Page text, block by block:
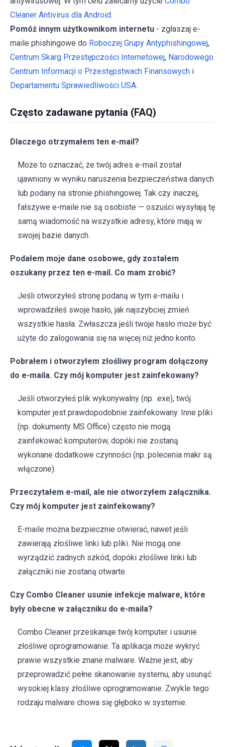
Cleaner Antivirus dla Android.
Pomóż innym użytkownikom internetu - zgłaszaj e-
maile phishingowe do Roboczej Grupy Antyphishingowej,
Centrum Skarg Przestępczości Internetowej, Narodowego
Centrum Informacji o Przestępstwach Finansowych i
Departamentu Sprawiedliwości USA.
Często zadawane pytania (FAQ)
Dlaczego otrzymałem ten e-mail?
Może to oznaczać, że twój adres e-mail został
ujawniony w wyniku naruszenia bezpieczeństwa danych
lub podany na stronie phishingowej. Tak czy inaczej,
fałszywe e-maile nie są osobiste — oszuści wysyłają tę
samą wiadomość na wszystkie adresy, które mają w
swojej bazie danych.
Podałem moje dane osobowe, gdy zostałem
oszukany przez ten e-mail. Co mam zrobić?
Jeśli otworzyłeś stronę podaną w tym e-mailu i
wprowadziłeś swoje hasło, jak najszybciej zmień
wszystkie hasła. Zwłaszcza jeśli twoje hasło może być
użyte do zalogowania się na więcej niż jedno konto.
Pobrałem i otworzyłem złośliwy program dołączony
do e-maila. Czy mój komputer jest zainfekowany?
Jeśli otworzyłeś plik wykonywalny (np. .exe), twój
komputer jest prawdopodobnie zainfekowany. Inne pliki
(np. dokumenty MS Office) często nie mogą
zainfekować komputerów, dopóki nie zostaną
wykonane dodatkowe czynności (np. polecenia makr są
włączone).
Przeczytałem e-mail, ale nie otworzyłem załącznika.
Czy mój komputer jest zainfekowany?
E-maile można bezpiecznie otwierać, nawet jeśli
zawierają złośliwe linki lub pliki. Nie mogą one
wyrządzić żadnych szkód, dopóki złośliwe linki lub
załączniki nie zostaną otwarte.
Czy Combo Cleaner usunie infekcje malware, które
były obecne w załączniku do e-maila?
Combo Cleaner przeskanuje twój komputer i usunie
złośliwe oprogramowanie. Ta aplikacja może wykryć
prawie wszystkie znane malware. Ważne jest, aby
przeprowadzić pełne skanowanie systemu, aby usunąć
wysokiej klasy złośliwe oprogramowanie. Zwykle tego
rodzaju malware chowa się głęboko w systemie.